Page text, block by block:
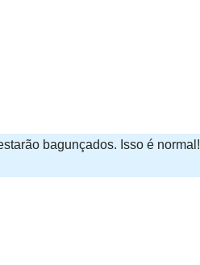
bagunçados. Isso é normal!